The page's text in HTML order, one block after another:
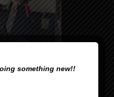
something new!!